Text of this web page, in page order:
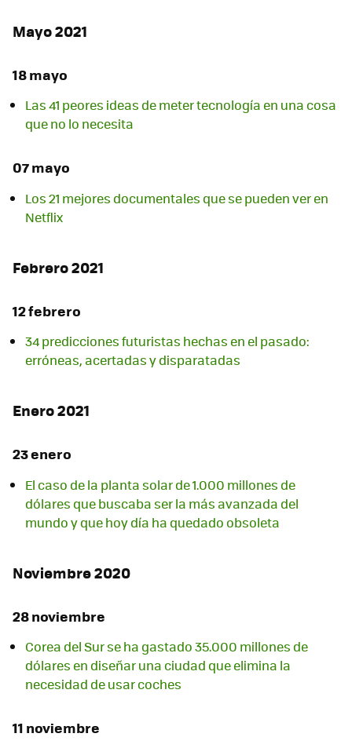
Mayo 2021
18 mayo
Las 41 peores ideas de meter tecnología en una cosa
que no lo necesita
07 mayo
Los 21 mejores documentales que se pueden ver en
Netflix
Febrero 2021
12 febrero
34 predicciones futuristas hechas en el pasado:
erróneas, acertadas y disparatadas
Enero 2021
23 enero
El caso de la planta solar de 1.000 millones de
dólares que buscaba ser la más avanzada del
mundo y que hoy día ha quedado obsoleta
Noviembre 2020
28 noviembre
Corea del Sur se ha gastado 35.000 millones de
dólares en diseñar una ciudad que elimina la
necesidad de usar coches
11 noviembre